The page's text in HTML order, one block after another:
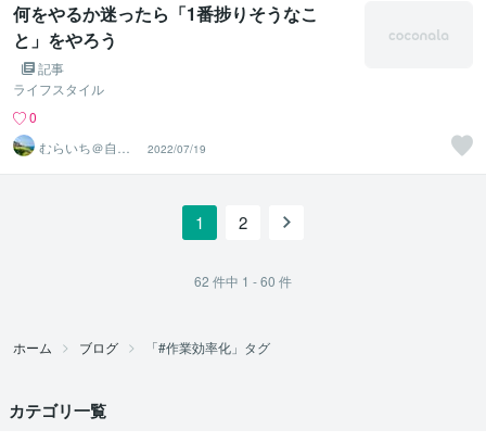
何をやるか迷ったら「1番捗りそうなこ
と」をやろう
記事
ライフスタイル
0
むらいち＠自己
啓発ライター
2022/07/19
1 2
62 件中 1 - 60 件
ホーム ブログ 「#作業効率化」タグ
カテゴリ一覧